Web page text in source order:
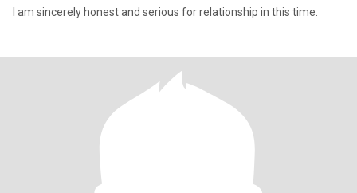
I am sincerely honest and serious for relationship in this time.